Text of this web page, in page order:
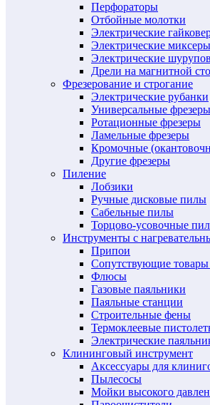
Перфораторы
Отбойные молотки
Электрические
Электрические
Электрические
Дрели на магнитной
Фрезерование и строгание
Электрические рубанки
Универсальные фрезеры
Ротационные фрезеры
Ламельные фрезеры
Кромочные
Другие фрезеры
Пиление
Лобзики
Ручные дисковые пилы
Сабельные пилы
Торцово-усовочные
Инструменты с
Припои
Сопутствующие товары
Флюсы
Газовые паяльники
Паяльные станции
Строительные фены
Термоклеевые
Электрические
Клининговый инструмент
Аксессуары для
Пылесосы
Мойки высокого